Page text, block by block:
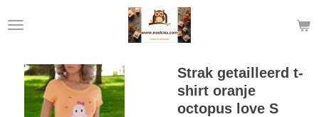
direct
hoofdinhoud
Strak getailleerd t-
shirt oranje
octopus love S